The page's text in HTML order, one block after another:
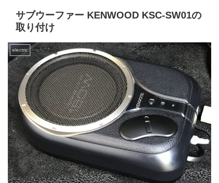
サブウーファー KENWOOD KSC-SW01の
取り付け
electric